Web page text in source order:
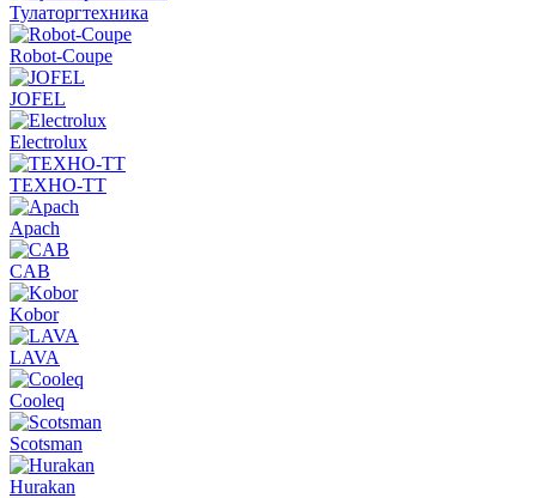
Тулаторгтехника
Robot-Coupe
JOFEL
Electrolux
ТЕХНО-ТТ
Apach
CAB
Kobor
LAVA
Cooleq
Scotsman
Hurakan